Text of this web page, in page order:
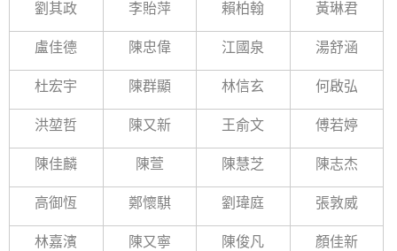
劉其政 李貽萍 賴柏翰 黃琳君
盧佳德 陳忠偉 江國泉 湯舒涵
杜宏宇 陳群顯 林信玄 何啟弘
洪堃哲 陳又新 王俞文 傅若婷
陳佳麟 陳萱 陳慧芝 陳志杰
高御恆 鄭懷騏 劉瑋庭 張敦威
林嘉濱 陳又寧 陳俊凡 顏佳新